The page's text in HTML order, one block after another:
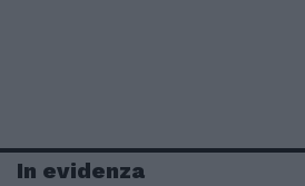
In evidenza